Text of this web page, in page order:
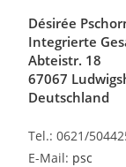
Désirée
Integrierte
Abteistr. 18
67067
Deutschland
Tel.: 0621/
E-Mail: psc